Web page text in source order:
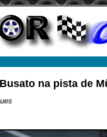
na pista de